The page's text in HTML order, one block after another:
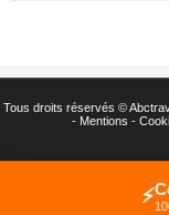
Tous droits réservés ©
- Mentions -
⚡